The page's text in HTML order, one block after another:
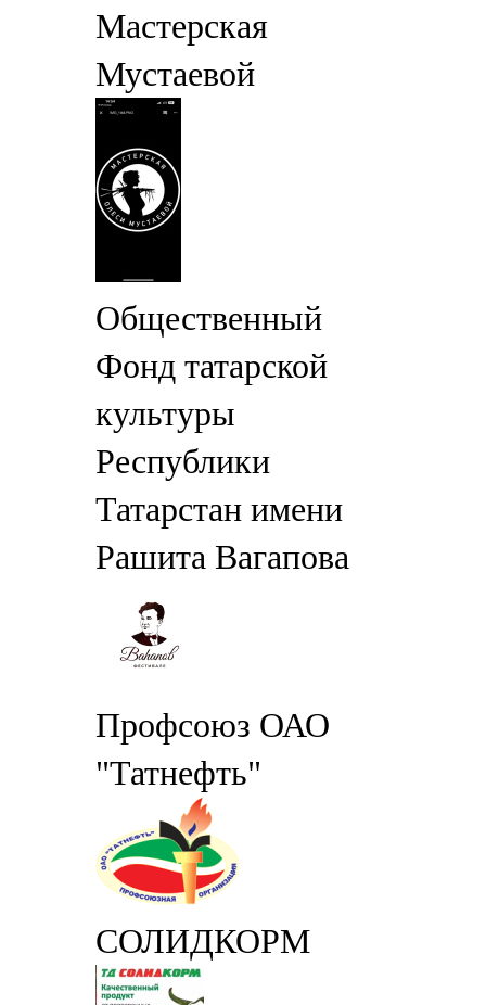
Мастерская
Мустаевой
Общественный
Фонд татарской
культуры
Республики
Татарстан имени
Рашита Вагапова
Профсоюз ОАО
"Татнефть"
СОЛИДКОРМ